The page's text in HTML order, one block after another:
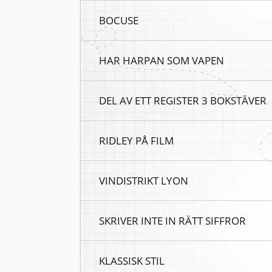
BOCUSE
HAR HARPAN SOM VAPEN
DEL AV ETT REGISTER 3 BOKSTÄVER
RIDLEY PÅ FILM
VINDISTRIKT LYON
SKRIVER INTE IN RÄTT SIFFROR
KLASSISK STIL